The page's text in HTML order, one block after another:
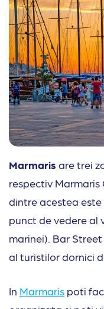
Marmaris are trei
respectiv Marmaris
dintre acestea
punct de vedere al
marinei). Bar
al turistilor dornici
In Marmaris poti